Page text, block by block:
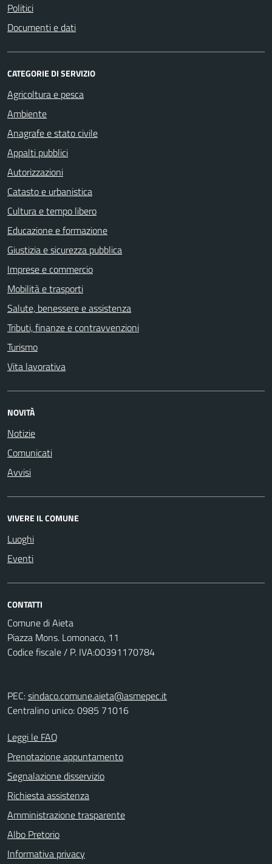
Politici
Documenti e dati
CATEGORIE DI SERVIZIO
Agricoltura e pesca
Ambiente
Anagrafe e stato civile
Appalti pubblici
Autorizzazioni
Catasto e urbanistica
Cultura e tempo libero
Educazione e formazione
Giustizia e sicurezza pubblica
Imprese e commercio
Mobilità e trasporti
Salute, benessere e assistenza
Tributi, finanze e contravvenzioni
Turismo
Vita lavorativa
NOVITÀ
Notizie
Comunicati
Avvisi
VIVERE IL COMUNE
Luoghi
Eventi
CONTATTI
Comune di Aieta
Piazza Mons. Lomonaco, 11
Codice fiscale / P. IVA:00391170784
PEC:sindaco.comune.aieta@asmepec.it
Centralino unico: 0985 71016
Leggi le FAQ
Prenotazione appuntamento
Segnalazione disservizio
Richiesta assistenza
Amministrazione trasparente
Albo Pretorio
Informativa privacy